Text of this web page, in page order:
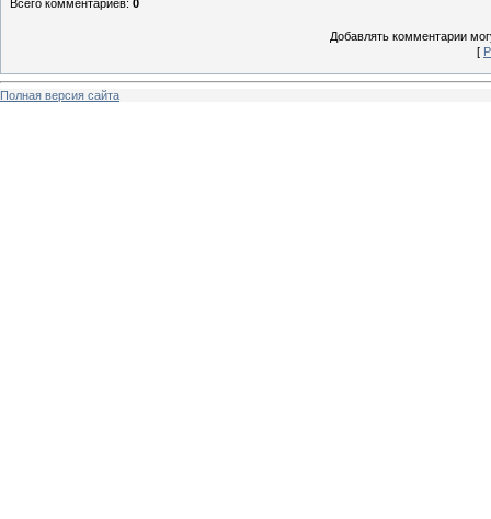
Всего комментариев: 0
Добавлять комментарии
[
Полная версия сайта